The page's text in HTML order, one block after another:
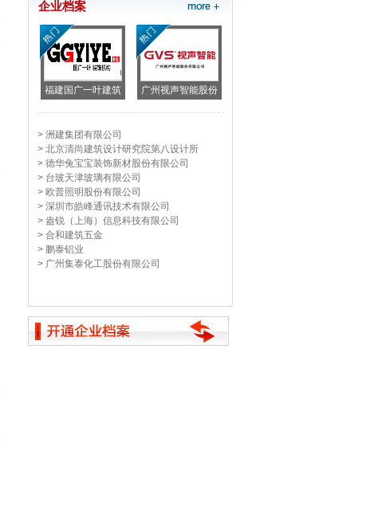
企业档案
福建国广一叶建筑 广州视声智能股份
> 洲建集团有限公司
> 北京清尚建筑设计研究院第八设计所
> 德华兔宝宝装饰新材股份有限公司
> 台玻天津玻璃有限公司
> 欧普照明股份有限公司
> 深圳市皓峰通讯技术有限公司
> 盎锐（上海）信息科技有限公司
> 合和建筑五金
> 鹏泰铝业
> 广州集泰化工股份有限公司